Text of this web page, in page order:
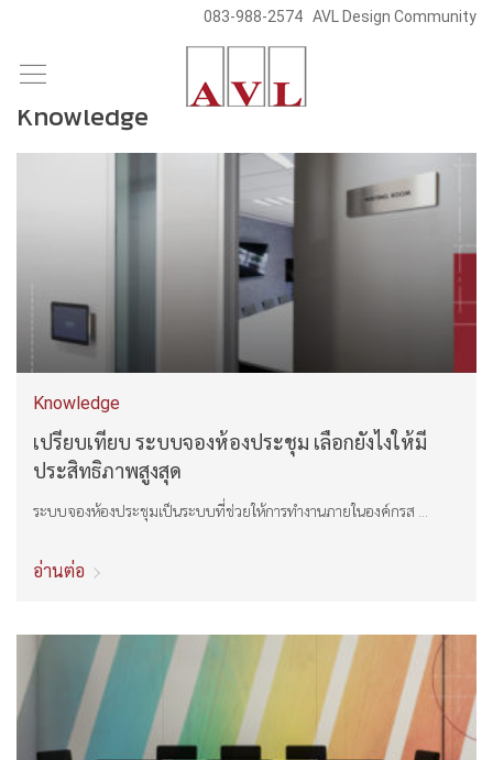
content
083-988-2574 AVL Design Community
Knowledge
Knowledge
เปรียบเทียบ ระบบจองห้องประชุม เลือกยังไงให้มี
ประสิทธิภาพสูงสุด
ระบบจองห้องประชุมเป็นระบบที่ช่วยให้การทำงานภายในองค์กรส ...
อ่านต่อ